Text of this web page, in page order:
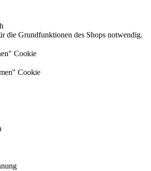
die Grundfunktionen des Shops notwendig.
Cookie
Cookie